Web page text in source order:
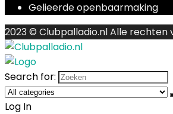
Gelieerde openbaarmaking
2023 © Clubpalladio.nl Alle rechten
Search for:
Log In